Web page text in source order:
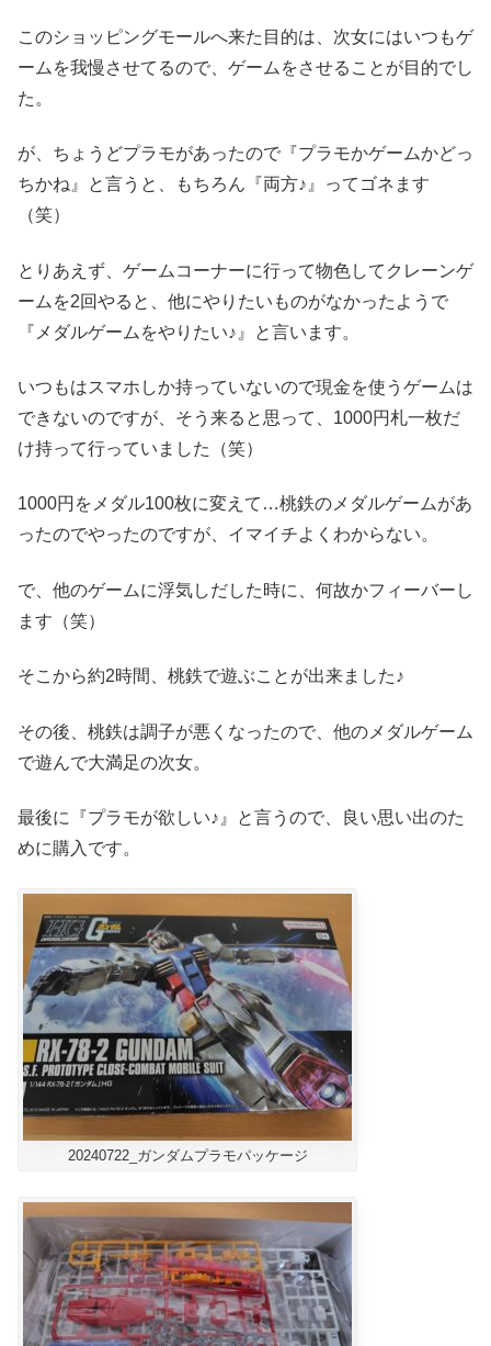
このショッピングモールへ来た目的は、次女にはいつもゲ
ームを我慢させてるので、ゲームをさせることが目的でし
た。
が、ちょうどプラモがあったので『プラモかゲームかどっ
ちかね』と言うと、もちろん『両方♪』ってゴネます
（笑）
とりあえず、ゲームコーナーに行って物色してクレーンゲ
ームを2回やると、他にやりたいものがなかったようで
『メダルゲームをやりたい♪』と言います。
いつもはスマホしか持っていないので現金を使うゲームは
できないのですが、そう来ると思って、1000円札一枚だ
け持って行っていました（笑）
1000円をメダル100枚に変えて…桃鉄のメダルゲームがあ
ったのでやったのですが、イマイチよくわからない。
で、他のゲームに浮気しだした時に、何故かフィーバーし
ます（笑）
そこから約2時間、桃鉄で遊ぶことが出来ました♪
その後、桃鉄は調子が悪くなったので、他のメダルゲーム
で遊んで大満足の次女。
最後に『プラモが欲しい♪』と言うので、良い思い出のた
めに購入です。
20240722_ガンダムプラモパッケージ